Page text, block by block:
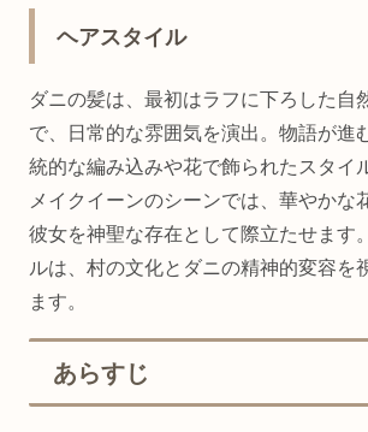
ヘアスタイル
ダニの髪は、最初はラフに下ろした自
で、日常的な雰囲気を演出。物語が進
統的な編み込みや花で飾られたスタイ
メイクイーンのシーンでは、華やかな
彼女を神聖な存在として際立たせます
ルは、村の文化とダニの精神的変容を
ます。
あらすじ